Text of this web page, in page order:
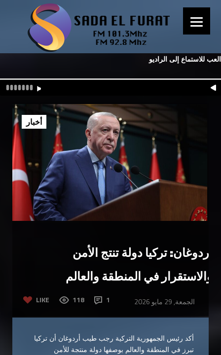
العب للاستماع إلى الراديو
أردوغان: تركيا دولة تنتج الأمن
والاستقرار في المنطقة والعالم
LIKE 118 1 الجمعة, 29 مايو 2026
أخبار
أكد رئيس الجمهورية التركية رجب طيب أردوغان أن تركيا
تبرز في المنطقة والعالم بوصفها دولة منتجة للأمن